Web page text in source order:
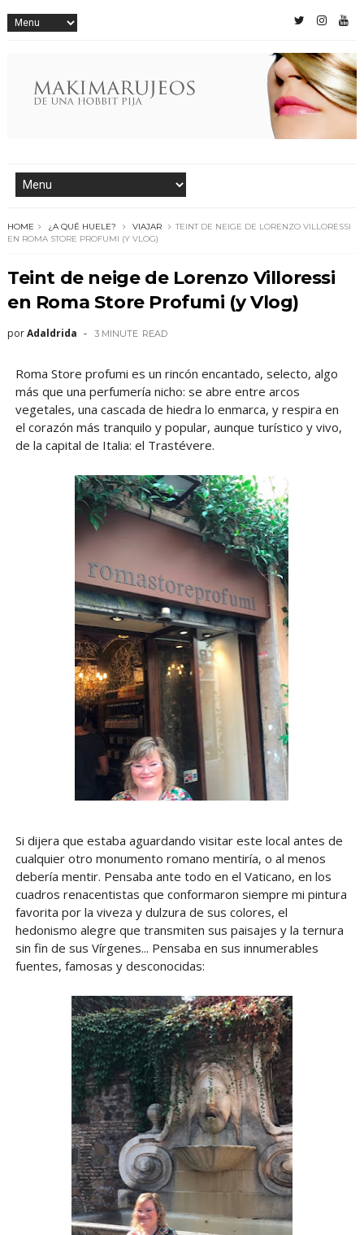
HOME ¿A QUÉ HUELE? VIAJAR
TEINT DE NEIGE DE LORENZO VILLORESSI
EN ROMA STORE PROFUMI (Y VLOG)
Teint de neige de Lorenzo Villoressi
en Roma Store Profumi (y Vlog)
porAdaldrida 3 MINUTE READ
Roma Store profumi es un rincón encantado, selecto, algo
más que una perfumería nicho: se abre entre arcos
vegetales, una cascada de hiedra lo enmarca, y respira en
el corazón más tranquilo y popular, aunque turístico y vivo,
de la capital de Italia: el Trastévere.
Si dijera que estaba aguardando visitar este local antes de
cualquier otro monumento romano mentiría, o al menos
debería mentir. Pensaba ante todo en el Vaticano, en los
cuadros renacentistas que conformaron siempre mi pintura
favorita por la viveza y dulzura de sus colores, el
hedonismo alegre que transmiten sus paisajes y la ternura
sin fin de sus Vírgenes... Pensaba en sus innumerables
fuentes, famosas y desconocidas: